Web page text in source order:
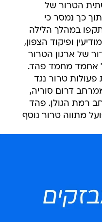
הטרור של
כך נמסר כי
במהלך הלילה
ופיקוד הצפון,
של ארגון הטרור
אחמד מחמד פהד.
טרור נגד
דרום סוריה,
רמת הגולן. פהד
מתווה טרור נוסף